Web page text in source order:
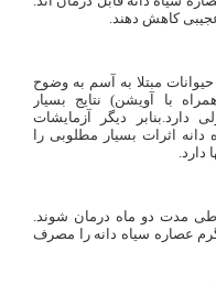
عجیبی کاهش دهند.
مبتلا به آسم به وضوح
با آویشن) نتایج بسیار
دیگر آزمایشات
اثرات بسیار مطلوبی را
دارد.
طی مدت دو ماه درمان شوند.
در روز 100 و 200 میلی گرم عصاره سیاه دانه را مصرف